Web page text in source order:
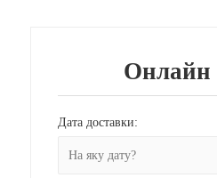
Онлайн
Дата доставки: